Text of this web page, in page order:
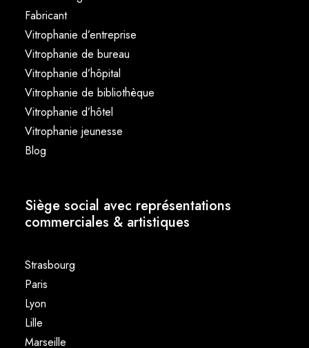
Fabricant
Vitrophanie d’entreprise
Vitrophanie de bureau
Vitrophanie d’hôpital
Vitrophanie de bibliothèque
Vitrophanie d’hôtel
Vitrophanie jeunesse
Blog
Siège social avec représentations
commerciales & artistiques
Strasbourg
Paris
Lyon
Lille
Marseille